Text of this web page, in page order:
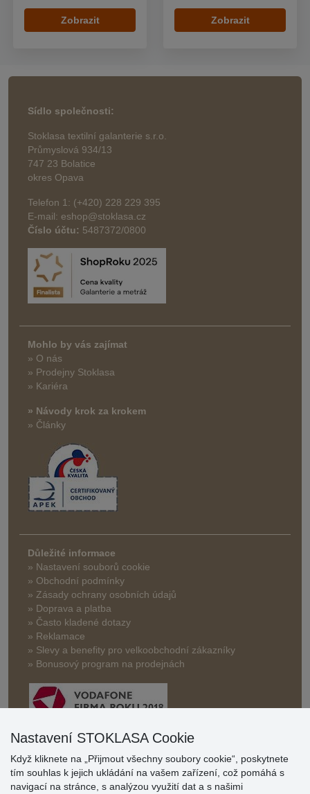
Zobrazit Zobrazit
Sídlo společnosti:
Stoklasa textilní galanterie s.r.o.
Průmyslová 934/13
747 23 Bolatice
okres Opava
Telefon 1: (+420) 228 229 395
E-mail: eshop@stoklasa.cz
Číslo účtu: 5487372/0800
Mohlo by vás zajímat
» O nás
» Prodejny Stoklasa
» Kariéra
» Návody krok za krokem
» Články
Důležité informace
» Nastavení souborů cookie
» Obchodní podmínky
» Zásady ochrany osobních údajů
» Doprava a platba
» Často kladené dotazy
» Reklamace
» Slevy a benefity pro velkoobchodní zákazníky
» Bonusový program na prodejnách
Hodnocení
zákazníků
Nastavení STOKLASA Cookie
Když kliknete na „Přijmout všechny soubory cookie“, poskytnete
tím souhlas k jejich ukládání na vašem zařízení, což pomáhá s
navigací na stránce, s analýzou využití dat a s našimi